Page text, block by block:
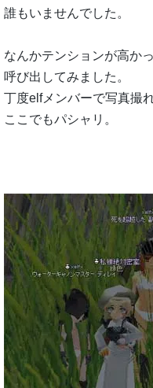
誰もいませんでした。
なんかテンションが高か
呼び出してみました。
丁度elfメンバーで写真撮
ここでもパシャリ。